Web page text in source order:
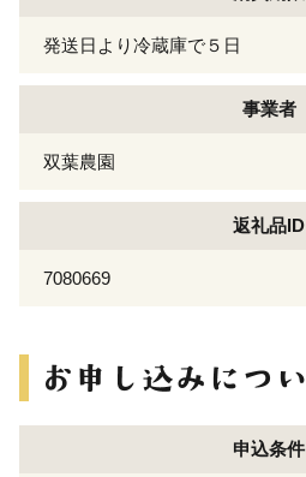
発送日より冷蔵庫で５日
事業者
双葉農園
返礼品ID
7080669
申込条件